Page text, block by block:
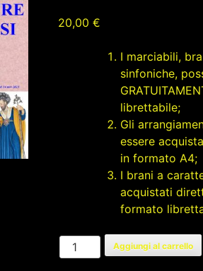
20,00 €
I marciabili,
sinfoniche,
librettabile;
Gli
essere
in formato A4;
I brani a
acquistati
formato
ARMONIE
SACRE
Aggiungi al carrello